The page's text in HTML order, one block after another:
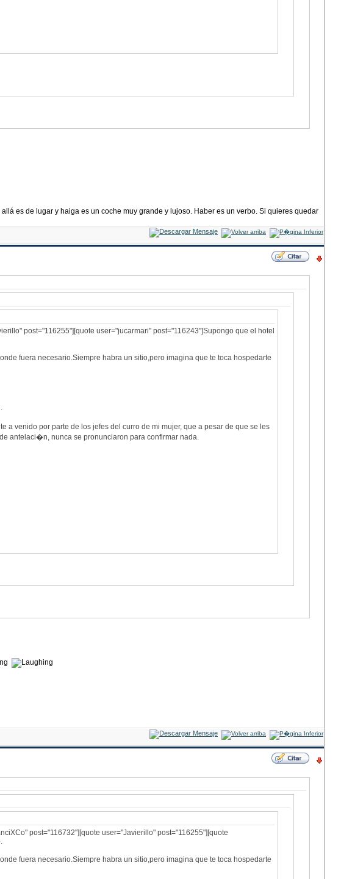
es de lugar y haiga es un coche muy grande y lujoso. Haber es un verbo. Si quieres quedar
post="116255"][quote user="jucarmari" post="116243"]Supongo que el hotel
fuera necesario.Siempre habra un sitio,pero imagina que te toca hospedarte
.
venido por parte de los jefes del curro de mi mujer, que a pesar de que se les
antelaci�n, nunca se pronunciaron para confirmar nada.
post="116732"][quote user="Javierillo" post="116255"][quote
fuera necesario.Siempre habra un sitio,pero imagina que te toca hospedarte